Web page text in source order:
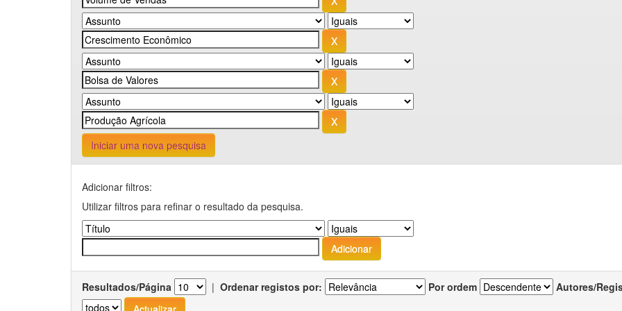
Iniciar uma nova pesquisa
Adicionar filtros:
Utilizar filtros para refinar o resultado da pesquisa.
Resultados/Página | Ordenar registos por: Por ordem Autores/